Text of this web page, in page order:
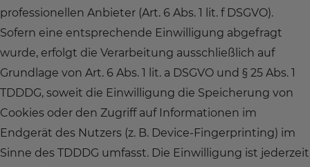
professionellen Anbieter (Art. 6 Abs. 1 lit. f DSGVO).
Sofern eine entsprechende Einwilligung abgefragt
wurde, erfolgt die Verarbeitung ausschließlich auf
Grundlage von Art. 6 Abs. 1 lit. a DSGVO und § 25 Abs. 1
TDDDG, soweit die Einwilligung die Speicherung von
Cookies oder den Zugriff auf Informationen im
Endgerät des Nutzers (z. B. Device-Fingerprinting) im
Sinne des TDDDG umfasst. Die Einwilligung ist jederzeit